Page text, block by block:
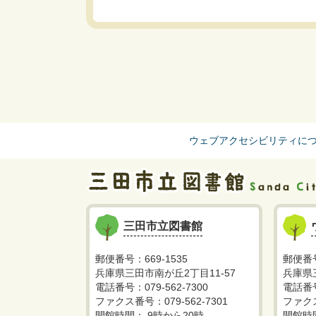
ウェブアクセシビリティに
三田市立図書館
郵便番号：669-1535
兵庫県三田市南が丘2丁目11-57
電話番号：079-562-7300
ファクス番号：079-562-7301
郵便番
兵庫県
電話番
ファク